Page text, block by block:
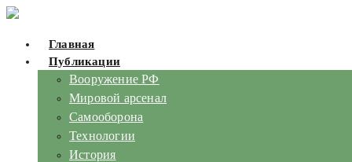
Skip
content
Главная
Публикации
Вооружение РФ
Мировой арсенал
Самооборона
Технологии
История